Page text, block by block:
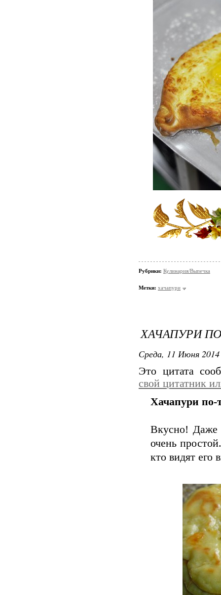
Рубрики: Кулинария/Выпечка
Метки: хачапури
ХАЧАПУРИ
Среда, 11 Июня
Это цитата
свой цитатник
Хачапури по-
Вкусно! Даже
очень
кто видят его